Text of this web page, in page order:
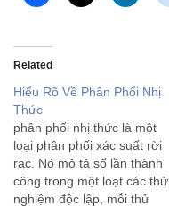
Related
Hiểu Rõ Về Phân Phối Nhị
Thức
phân phối nhị thức là một
loại phân phối xác suất rời
rạc. Nó mô tả số lần thành
công trong một loạt các thử
nghiệm độc lập, mỗi thử